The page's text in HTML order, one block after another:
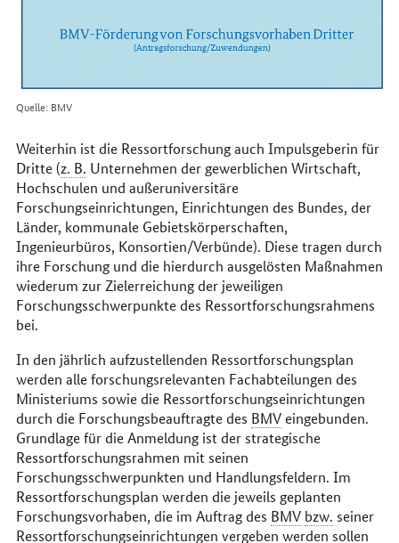
Quelle: BMV
Weiterhin ist die Ressortforschung auch Impulsgeberin für
Dritte (z. B. Unternehmen der gewerblichen Wirtschaft,
Hochschulen und außeruniversitäre
Forschungseinrichtungen, Einrichtungen des Bundes, der
Länder, kommunale Gebietskörperschaften,
Ingenieurbüros, Konsortien/Verbünde). Diese tragen durch
ihre Forschung und die hierdurch ausgelösten Maßnahmen
wiederum zur Zielerreichung der jeweiligen
Forschungsschwerpunkte des Ressortforschungsrahmens
bei.
In den jährlich aufzustellenden Ressortforschungsplan
werden alle forschungsrelevanten Fachabteilungen des
Ministeriums sowie die Ressortforschungseinrichtungen
durch die Forschungsbeauftragte des BMVeingebunden.
Grundlage für die Anmeldung ist der strategische
Ressortforschungsrahmen mit seinen
Forschungsschwerpunkten und Handlungsfeldern. Im
Ressortforschungsplan werden die jeweils geplanten
Forschungsvorhaben, die im Auftrag des BMV bzw. seiner
Ressortforschungseinrichtungen vergeben werden sollen